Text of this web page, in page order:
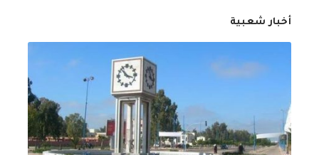
أخبار شعبية